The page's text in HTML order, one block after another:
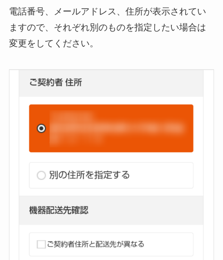
電話番号、メールアドレス、住所が表示されてい
ますので、それぞれ別のものを指定したい場合は
変更をしてください。